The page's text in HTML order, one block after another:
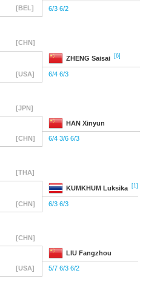
[BEL] 6/3 6/2
[CHN]
ZHENG Saisai [6]
[USA] 6/4 6/3
[JPN]
HAN Xinyun
[CHN] 6/4 3/6 6/3
[THA]
KUMKHUM Luksika [1]
[CHN] 6/3 6/3
[CHN]
LIU Fangzhou
[USA] 5/7 6/3 6/2